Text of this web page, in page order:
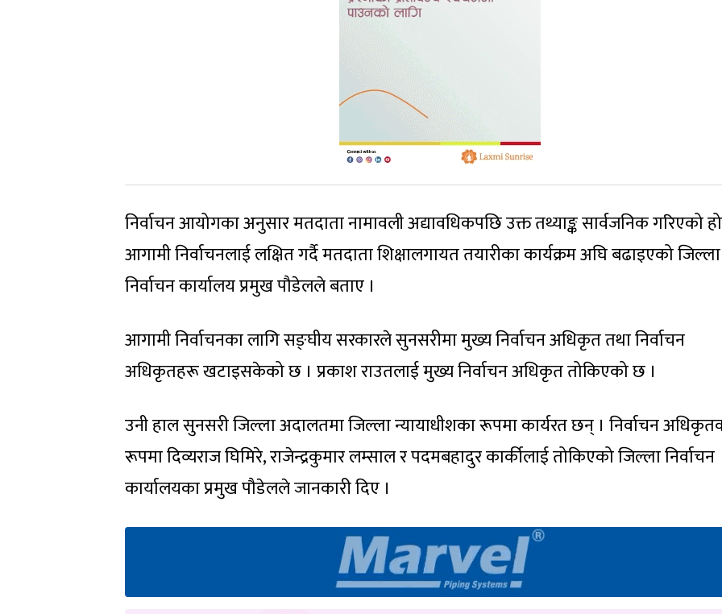
निर्वाचन आयोगका अनुसार मतदाता नामावली अद्यावधिकपछि उक्त तथ्याङ्क सार्वजनिक गरिएको
आगामी निर्वाचनलाई लक्षित गर्दै मतदाता शिक्षालगायत तयारीका कार्यक्रम अघि बढाइएको जिल्ला
निर्वाचन कार्यालय प्रमुख पौडेलले बताए ।
आगामी निर्वाचनका लागि सङ्घीय सरकारले सुनसरीमा मुख्य निर्वाचन अधिकृत तथा निर्वाचन
अधिकृतहरू खटाइसकेको छ । प्रकाश राउतलाई मुख्य निर्वाचन अधिकृत तोकिएको छ ।
उनी हाल सुनसरी जिल्ला अदालतमा जिल्ला न्यायाधीशका रूपमा कार्यरत छन् । निर्वाचन
रूपमा दिव्यराज घिमिरे, राजेन्द्रकुमार लम्साल र पदमबहादुर कार्कीलाई तोकिएको जिल्ला निर्वाचन
कार्यालयका प्रमुख पौडेलले जानकारी दिए ।